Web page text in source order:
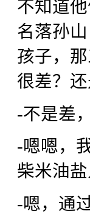
不知道
名落孙
孩子，
很差？
-不是差
-嗯嗯，
柴米油
-嗯，通